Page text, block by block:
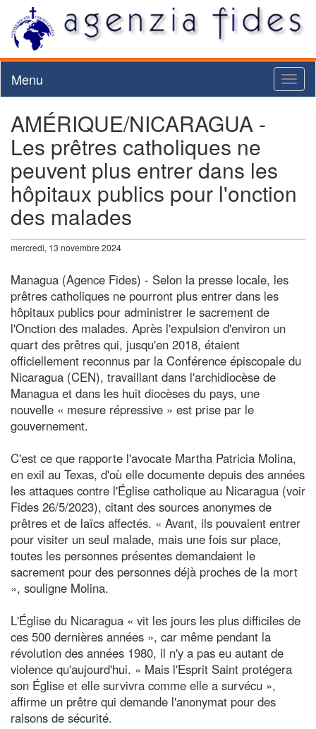
Menu
AMÉRIQUE/NICARAGUA -
Les prêtres catholiques ne
peuvent plus entrer dans les
hôpitaux publics pour l'onction
des malades
mercredi, 13 novembre 2024
Managua (Agence Fides) - Selon la presse locale, les
prêtres catholiques ne pourront plus entrer dans les
hôpitaux publics pour administrer le sacrement de
l'Onction des malades. Après l'expulsion d'environ un
quart des prêtres qui, jusqu'en 2018, étaient
officiellement reconnus par la Conférence épiscopale du
Nicaragua (CEN), travaillant dans l'archidiocèse de
Managua et dans les huit diocèses du pays, une
nouvelle « mesure répressive » est prise par le
gouvernement.
C'est ce que rapporte l'avocate Martha Patricia Molina,
en exil au Texas, d'où elle documente depuis des années
les attaques contre l'Église catholique au Nicaragua (voir
Fides 26/5/2023), citant des sources anonymes de
prêtres et de laïcs affectés. « Avant, ils pouvaient entrer
pour visiter un seul malade, mais une fois sur place,
toutes les personnes présentes demandaient le
sacrement pour des personnes déjà proches de la mort
», souligne Molina.
L'Église du Nicaragua « vit les jours les plus difficiles de
ces 500 dernières années », car même pendant la
révolution des années 1980, il n'y a pas eu autant de
violence qu'aujourd'hui. « Mais l'Esprit Saint protégera
son Église et elle survivra comme elle a survécu »,
affirme un prêtre qui demande l'anonymat pour des
raisons de sécurité.